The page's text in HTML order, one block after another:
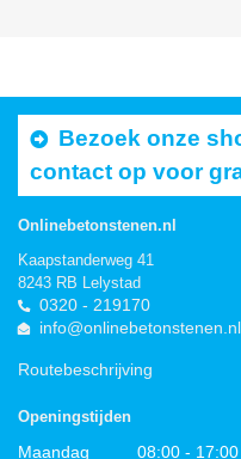
Bezoek onze
contact op voor
Onlinebetonstenen.nl
Kaapstanderweg 41
8243 RB Lelystad
0320 - 219170
info@onlinebetonstenen.nl
Routebeschrijving
Openingstijden
Maandag
08:00 - 17:00